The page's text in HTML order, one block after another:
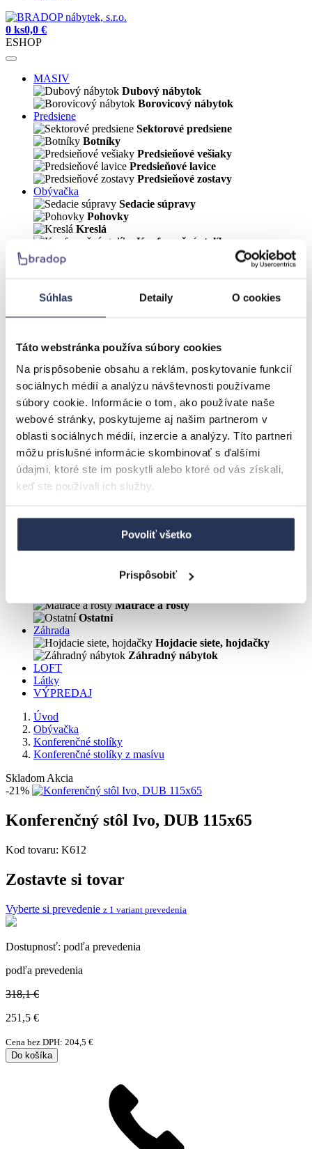
Súhlas Detaily O cookies
Táto webstránka používa súbory cookies
Na prispôsobenie obsahu a reklám, poskytovanie funkcií
sociálnych médií a analýzu návštevnosti používame
súbory cookie. Informácie o tom, ako používate naše
webové stránky, poskytujeme aj našim partnerom v
oblasti sociálnych médií, inzercie a analýzy. Títo partneri
môžu príslušné informácie skombinovať s ďalšími
údajmi, ktoré ste im poskytli alebo ktoré od vás získali,
keď ste používali ich služby.
Povoliť všetko
Prispôsobiť
0 ks0,0 €
ESHOP
MASIV
Dubový nábytok
Borovicový nábytok
Predsiene
Sektorové predsiene
Botníky
Predsieňové vešiaky
Predsieňové lavice
Predsieňové zostavy
Obývačka
Sedacie súpravy
Pohovky
Kreslá
Konferenčné stolíky
Obývacie zostavy
Kuchyňa
Jedálenské zostavy
Kuchynské lavice
Kuchyňa
Detská izba
Detská izba CASPER
Detské písacie stoly
Detské postele
Detské stoličky a kreslá
Sedacie vaky, taburetky
Kancelária
Kancelárske stoličky
Písacie stoly
Nová kategorie
Postele
Nočné stolíky
Skrine a úložné systémy
Matrace a rošty
Ostatní
Záhrada
Hojdacie siete, hojdačky
Záhradný nábytok
LOFT
Látky
VÝPREDAJ
Úvod
Obývačka
Konferenčné stolíky
Konferenčné stolíky z masívu
Skladom Akcia
-21%
Konferenčný stôl Ivo, DUB 115x65
Kod tovaru: K612
Zostavte si tovar
Vyberte si prevedenie z 1 variant prevedenia
Dostupnosť: podľa prevedenia
podľa prevedenia
318,1 €
251,5 €
Cena bez DPH: 204,5 €
Do košíka